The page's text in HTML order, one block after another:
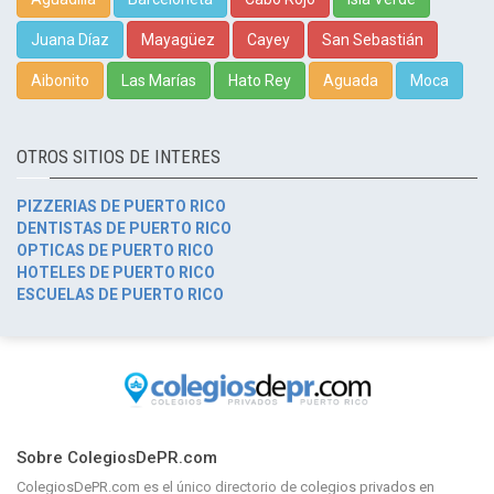
Juana Díaz Mayagüez Cayey San Sebastián
Aibonito Las Marías Hato Rey Aguada Moca
OTROS SITIOS DE INTERES
PIZZERIAS DE PUERTO RICO
DENTISTAS DE PUERTO RICO
OPTICAS DE PUERTO RICO
HOTELES DE PUERTO RICO
ESCUELAS DE PUERTO RICO
Sobre ColegiosDePR.com
ColegiosDePR.com es el único directorio de colegios privados en